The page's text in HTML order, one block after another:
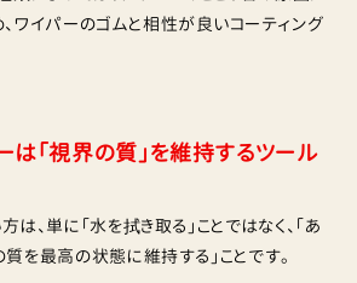
ワイパーのゴムと相性が良いコーティング
は「視界の質」を維持するツール
、単に「水を拭き取る」ことではなく、「あ
を最高の状態に維持する」ことです。